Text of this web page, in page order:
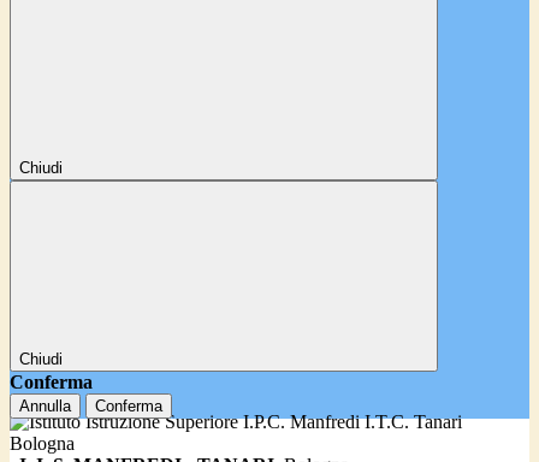
Chiudi
Chiudi
Conferma
Annulla Conferma